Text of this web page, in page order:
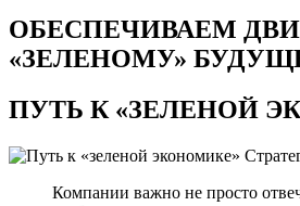
ОБЕСПЕЧИВАЕМ
«ЗЕЛЕНОМУ»
ПУТЬ К«ЗЕЛЕНОЙ
Компании важно не просто